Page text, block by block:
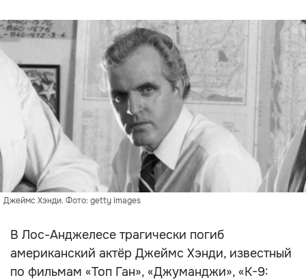
Джеймс Хэнди. Фото: getty images
В Лос-Анджелесе трагически погиб
американский актёр Джеймс Хэнди, известный
по фильмам «Топ Ган», «Джуманджи», «К-9: